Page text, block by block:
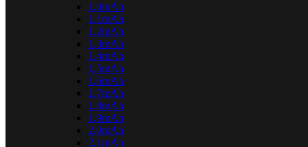
1,0mAh
1,1mAh
1,2mAh
1,3mAh
1,4mAh
1,5mAh
1,6mAh
1,7mAh
1,8mAh
1,9mAh
2,0mAh
2,1mAh